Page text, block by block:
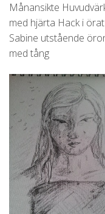
Månansikte
med hjärta Hack i
Sabine utstående
med tång